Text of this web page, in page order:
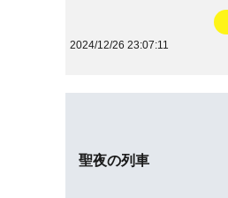
2024/12/26 23:07:11
聖夜の列車